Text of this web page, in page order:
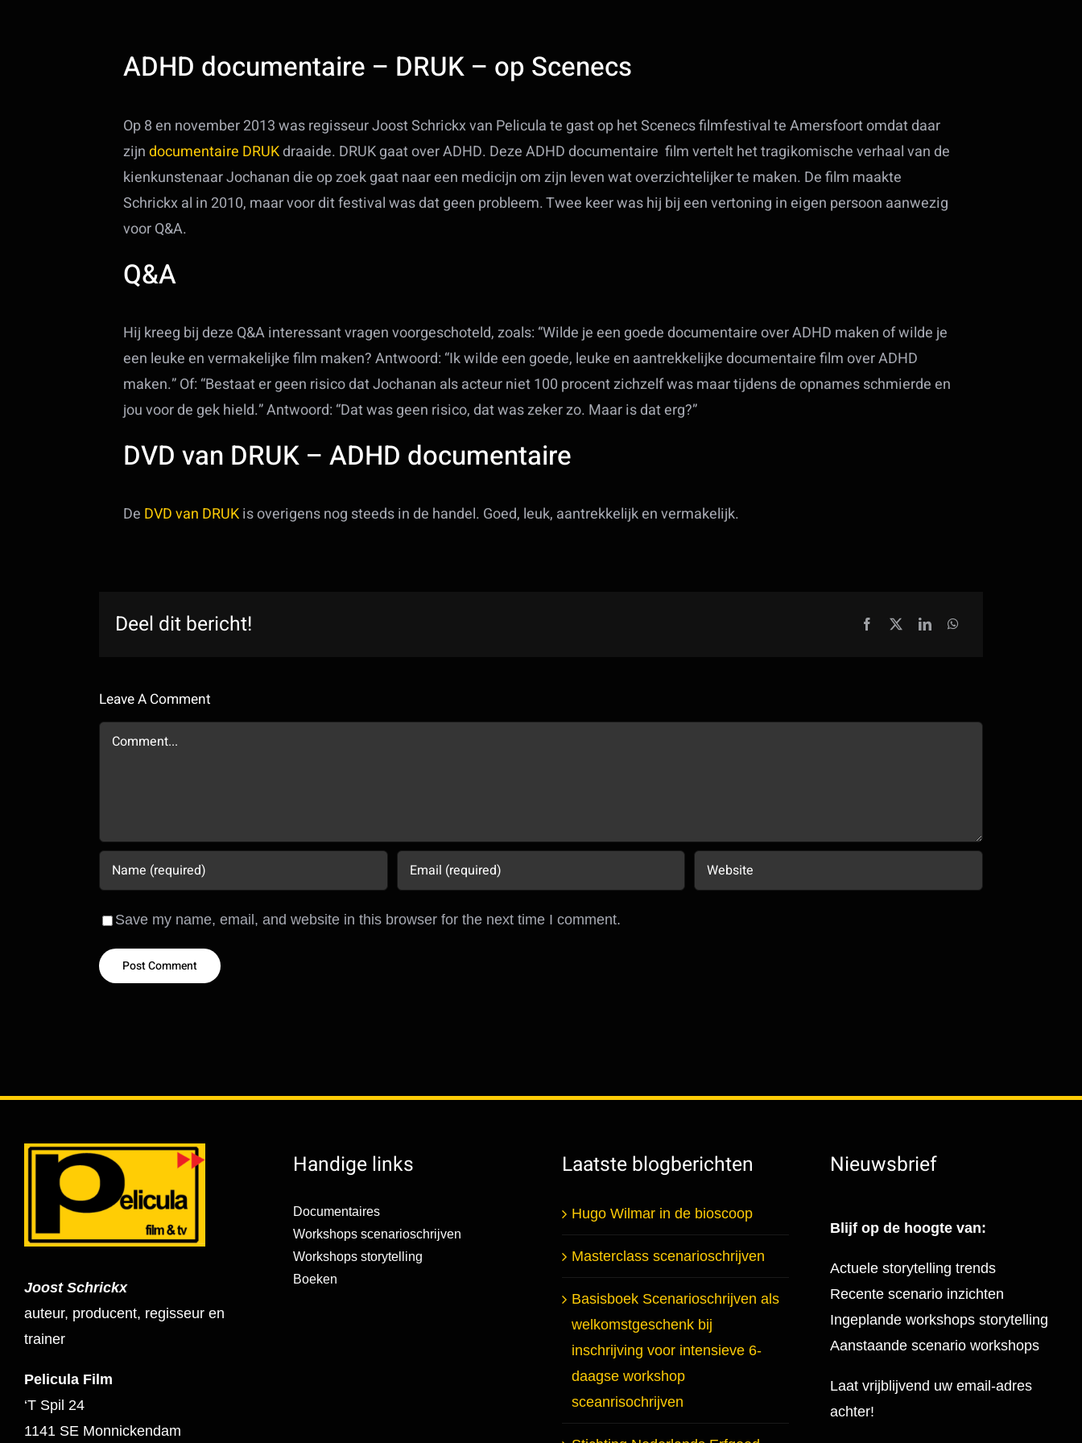
ADHD documentaire – DRUK – op Scenecs
Op 8 en november 2013 was regisseur Joost Schrickx van Pelicula te gast op het Scenecs filmfestival te Amersfoort omdat daar
zijndocumentaire DRUKdraaide. DRUK gaat over ADHD. Deze ADHD documentaire film vertelt het tragikomische verhaal van de
kienkunstenaar Jochanan die op zoek gaat naar een medicijn om zijn leven wat overzichtelijker te maken. De film maakte
Schrickx al in 2010, maar voor dit festival was dat geen probleem. Twee keer was hij bij een vertoning in eigen persoon aanwezig
voor Q&A.
Q&A
Hij kreeg bij deze Q&A interessant vragen voorgeschoteld, zoals: “Wilde je een goede documentaire over ADHD maken of wilde je
een leuke en vermakelijke film maken? Antwoord: “Ik wilde een goede, leuke en aantrekkelijke documentaire film over ADHD
maken.” Of: “Bestaat er geen risico dat Jochanan als acteur niet 100 procent zichzelf was maar tijdens de opnames schmierde en
jou voor de gek hield.” Antwoord: “Dat was geen risico, dat was zeker zo. Maar is dat erg?”
DVD van DRUK – ADHD documentaire
De DVD van DRUKis overigens nog steeds in de handel. Goed, leuk, aantrekkelijk en vermakelijk.
Deel dit bericht!
Leave A Comment
Comment
Save my name, email, and website in this browser for the next time I comment.
Joost Schrickx
auteur, producent, regisseur en
trainer
Pelicula Film
‘T Spil 24
1141 SE Monnickendam
Handige links
Documentaires
Workshops scenarioschrijven
Workshops storytelling
Boeken
Laatste blogberichten
Hugo Wilmar in de bioscoop
Masterclass scenarioschrijven
Basisboek Scenarioschrijven als
welkomstgeschenk bij
inschrijving voor intensieve 6-
daagse workshop
sceanrisochrijven
Nieuwsbrief
Blijf op de hoogte van:
Actuele storytelling trends
Recente scenario inzichten
Ingeplande workshops storytelling
Aanstaande scenario workshops
Laat vrijblijvend uw email-adres
achter!